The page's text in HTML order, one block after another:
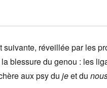
suivante, réveillée par les
blessure du genou : les
aux psy du jeet du